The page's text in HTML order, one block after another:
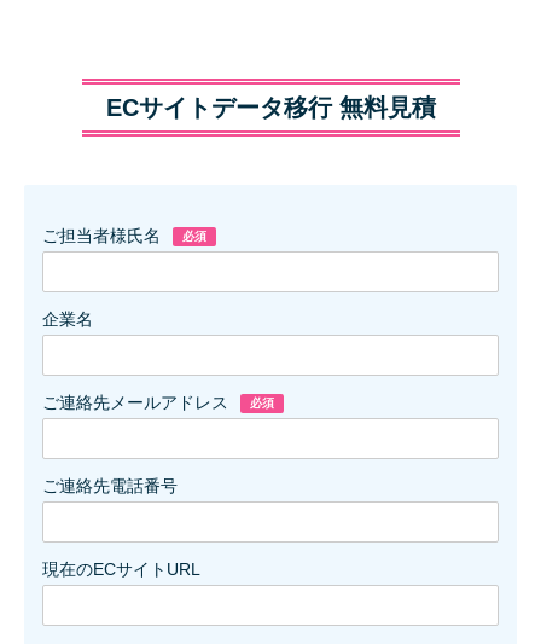
ECサイトデータ移行 無料見積
ご担当者様氏名
企業名
ご連絡先メールアドレス
ご連絡先電話番号
現在のECサイトURL